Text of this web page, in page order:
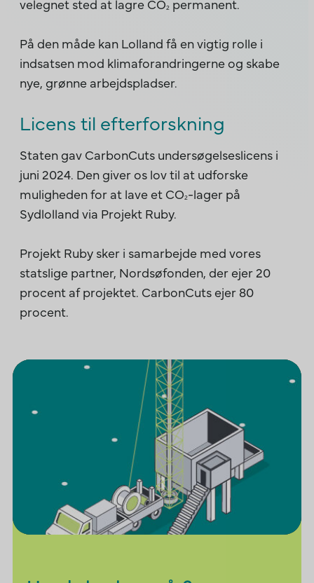
velegnet sted at lagre CO2 permanent.
På den måde kan Lolland få en vigtig rolle i
indsatsen mod klimaforandringerne og skabe
nye, grønne arbejdspladser.
Licens til efterforskning
Staten gav CarbonCuts undersøgelseslicens i
juni 2024. Den giver os lov til at udforske
muligheden for at lave et CO2-lager på
Sydlolland via Projekt Ruby.
Projekt Ruby sker i samarbejde med vores
statslige partner, Nordsøfonden, der ejer 20
procent af projektet. CarbonCuts ejer 80
procent.